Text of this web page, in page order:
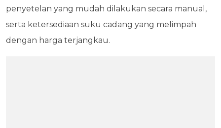
penyetelan yang mudah dilakukan secara manual,
serta ketersediaan suku cadang yang melimpah
dengan harga terjangkau.